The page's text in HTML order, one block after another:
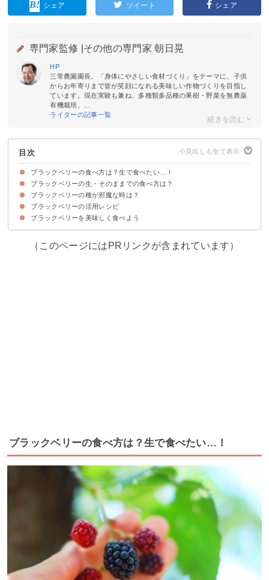
シェア ツイート シェア
専門家監修 | その他の専門家 朝日晃
HP
三常農園園長。「身体にやさしい食材づくり」をテーマに、子供
からお年寄りまで皆が笑顔になれる美味しい作物づくりを目指し
ています。現在実験も兼ね、多種類多品種の果樹・野菜を無農薬
有機栽培。...
ライターの記事一覧
目次
ブラックベリーの食べ方は？生で食べたい…！
ブラックベリーの食べ頃の見分け方
ブラックベリーの生・そのままでの食べ方は？
ブラックベリーを生で食べる時の洗い方
ブラックベリーは冷凍して食べると美味しい
ブラックベリーの種が邪魔な時は？
ブラックベリーの裏ごしの仕方
裏ごししたブラックベリーの活用方法
ブラックベリーの活用レシピ
レシピ①ブラックベリージャムにする
レシピ②ブラックベリージュースにする
レシピ③ブラックベリーの砂糖漬け
ブラックベリーを美味しく食べよう
（このページにはPRリンクが含まれています）
ブラックベリーの食べ方は？生で食べたい…！